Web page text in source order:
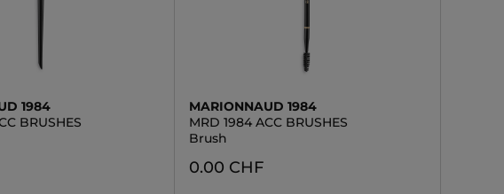
1984
BRUSHES
MARIONNAUD 1984
MRD 1984 ACC BRUSHES
Brush
0.00 CHF